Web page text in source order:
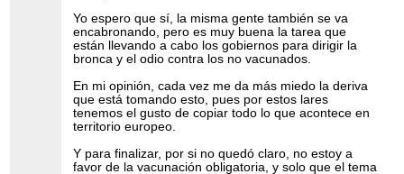
Yo espero que sí, la misma gente también se va
encabronando, pero es muy buena la tarea que
están llevando a cabo los gobiernos para dirigir la
bronca y el odio contra los no vacunados.
En mi opinión, cada vez me da más miedo la deriva
que está tomando esto, pues por estos lares
tenemos el gusto de copiar todo lo que acontece en
territorio europeo.
Y para finalizar, por si no quedó claro, no estoy a
favor de la vacunación obligatoria, y solo que el tema